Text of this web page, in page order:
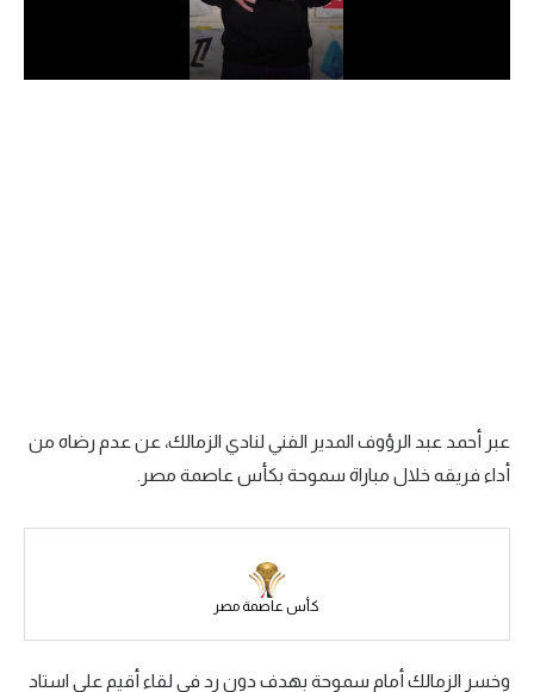
الدوري السعودي للمحترفين
الكرة الأوروبية
الكرة الإفريقية
منتخب مصر
الدوري الإسباني
عبر أحمد عبد الرؤوف المدير الفني لنادي الزمالك، عن عدم رضاه من
أداء فريقه خلال مباراة سموحة بكأس عاصمة مصر.
كأس عاصمة مصر
وخسر الزمالك أمام سموحة بهدف دون رد في لقاء أقيم على استاد